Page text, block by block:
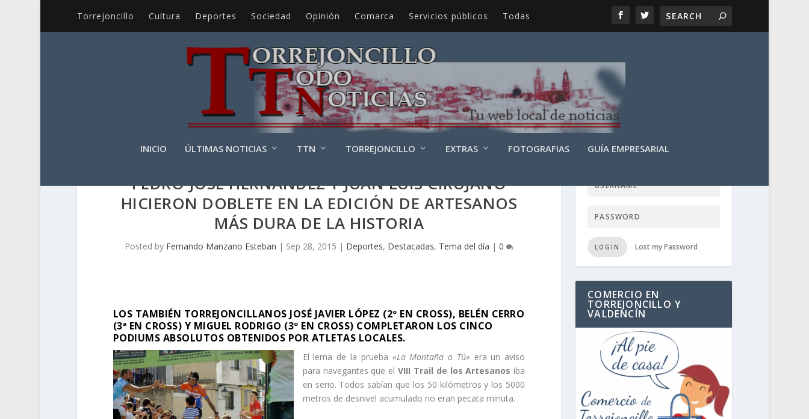
Torrejoncillo Cultura Deportes Sociedad Opinión Comarca Servicios públicos Todas
INICIO ÚLTIMAS NOTICIAS TTN TORREJONCILLO EXTRAS FOTOGRAFIAS GUÍA EMPRESARIAL
PEDRO JOSÉ HERNÁNDEZ Y JUAN LUIS CIRUJANO
HICIERON DOBLETE EN LA EDICIÓN DE ARTESANOS
MÁS DURA DE LA HISTORIA
Posted by Fernando Manzano Esteban | Sep 28, 2015 | Deportes, Destacadas, Tema del día | 0
LOS TAMBIÉN TORREJONCILLANOS JOSÉ JAVIER LÓPEZ (2º EN CROSS), BELÉN CERRO
(3ª EN CROSS) Y MIGUEL RODRIGO (3º EN CROSS) COMPLETARON LOS CINCO
PODIUMS ABSOLUTOS OBTENIDOS POR ATLETAS LOCALES.
El lema de la prueba «La Montaña o Tú» era un aviso
para navegantes que elVIII Trail de los Artesanos iba
en serio. Todos sabían que los 50 kilómetros y los 5000
metros de desnivel acumulado no eran pecata minuta.
LOGIN USER TTN
LOGIN Lost my Password
COMERCIO EN
TORREJONCILLO Y
VALDENCÍN